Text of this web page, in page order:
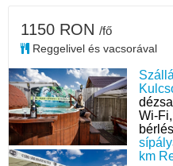
Wi-
km
1150 RON /fő
Reggelivel és vacsorával